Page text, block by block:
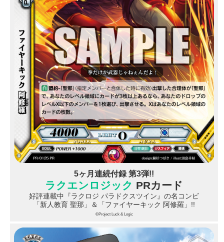
5ヶ月連続付録 第3弾!!
ラクエンロジック PRカード
好評連載中『ラクロジ パラドクスツイン』の名コンビ
「新人教育 聖那」＆「ファイヤーキック 阿修羅」!!
©Project Luck & Logic